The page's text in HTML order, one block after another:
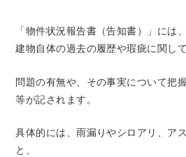
「物件状況報告書（告知書）」には
建物自体の過去の履歴や瑕疵に関して
問題の有無や、その事実について把
等が記されます。
具体的には、雨漏りやシロアリ、ア
と、